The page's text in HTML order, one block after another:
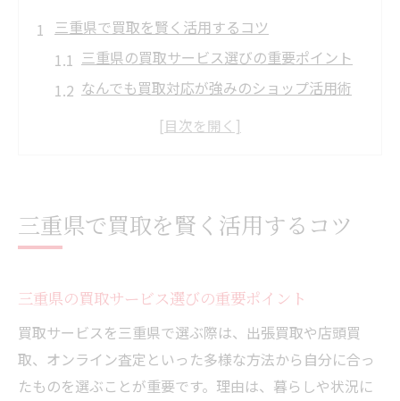
三重県で買取を賢く活用するコツ
三重県の買取サービス選びの重要ポイント
なんでも買取対応が強みのショップ活用術
リサイクルショップの比較で失敗しない方
三重県の買取で賢く現金化する手順
家具買取を利用して現金化する方法の流れ
家電買取でスムーズに整理するポイント
出張買取で大型家具も手軽に処分可能
不要家電の買取で得する活用術を紹介
三重県で買取を賢く活用するコツ
三重県の買取サービス選びの重要ポイント
買取サービスを三重県で選ぶ際は、出張買取や店頭買
取、オンライン査定といった多様な方法から自分に合っ
たものを選ぶことが重要です。理由は、暮らしや状況に